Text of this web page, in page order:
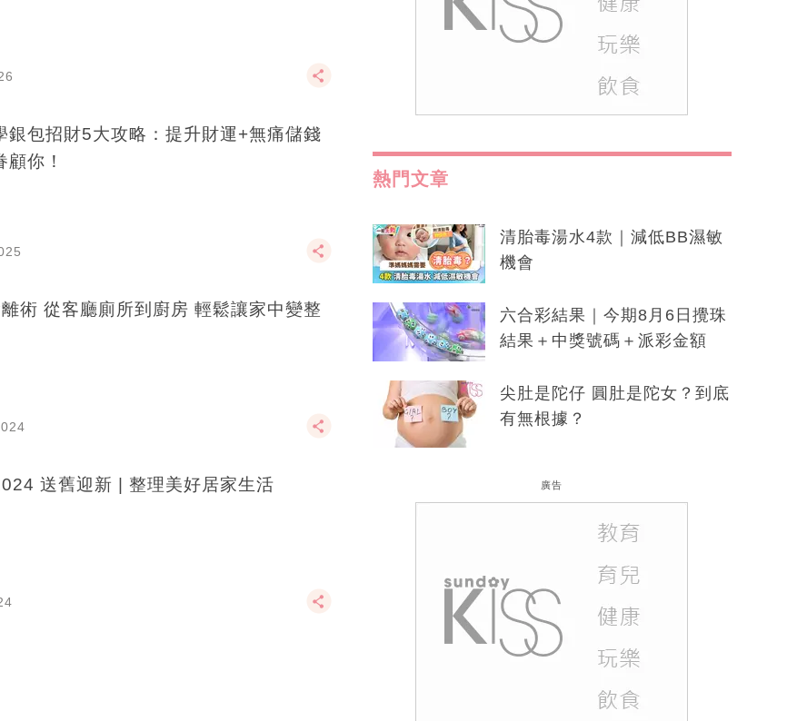
銀包招財5大攻略：提升財運+無痛儲錢
顧你！
術 從客廳廁所到廚房 輕鬆讓家中變整
送舊迎新 | 整理美好居家生活
熱門文章
清胎毒湯水4款｜減低BB濕敏
機會
六合彩結果｜今期8月6日攪珠
結果＋中獎號碼＋派彩金額
尖肚是陀仔 圓肚是陀女？到底
有無根據？
廣告